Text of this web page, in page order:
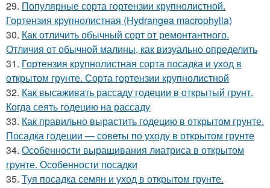
29. Популярные сорта гортензии крупнолистной.
Гортензия крупнолистная (Hydrangea macrophylla)
30. Как отличить обычный сорт от ремонтантного.
Отличия от обычной малины, как визуально определить
31. Гортензия крупнолистная сорта посадка и уход в
открытом грунте. Сорта гортензии крупнолистной
32. Как высаживать рассаду годеции в открытый грунт.
Когда сеять годецию на рассаду
33. Как правильно вырастить годецию в открытом грунте.
Посадка годеции — советы по уходу в открытом грунте
34. Особенности выращивания лиатриса в открытом
грунте. Особенности посадки
35. Туя посадка семян и уход в открытом грунте.